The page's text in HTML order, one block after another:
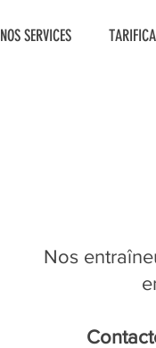
NOS SERVICES
Nos